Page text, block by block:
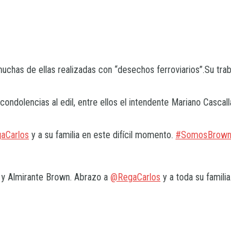
de ellas realizadas con “desechos ferroviarios”.Su
al edil, entre ellos el intendente Mariano
y a su familia en este difícil momento. #SomosBrown
Almirante Brown. Abrazo a @RegaCarlos y a toda su familia.